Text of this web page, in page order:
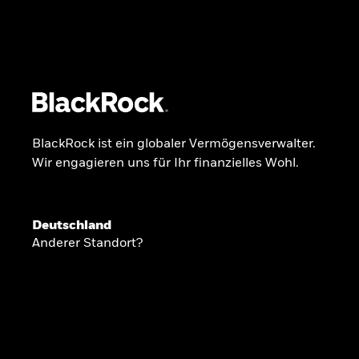
INSIDE THE MARKET
BlackRock ist ein globaler Vermögensverwalter.
Wir engagieren uns für Ihr finanzielles Wohl.
Deutschland
Anderer Standort?